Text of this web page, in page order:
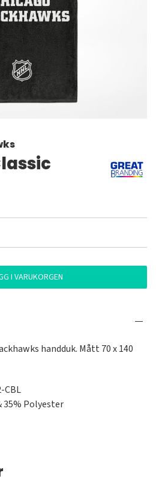
I VARUKORGEN
handduk. Mått 70 x 140
CBL
35% Polyester